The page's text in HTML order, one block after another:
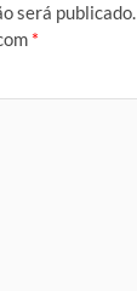
será publicado.
*